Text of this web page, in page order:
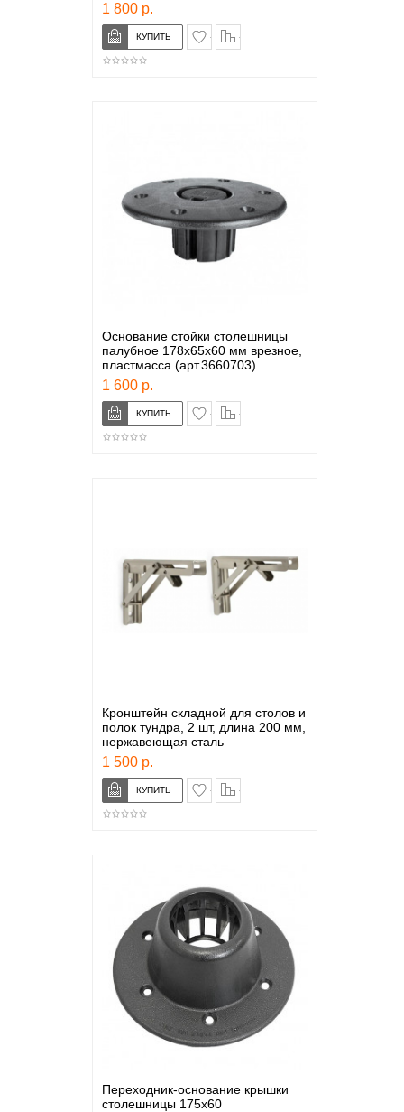
1 800 р.
в закладки
Основание стойки столешницы
палубное 178х65х60 мм врезное,
пластмасса (арт.3660703)
1 600 р.
в закладки
Кронштейн складной для столов и
полок тундра, 2 шт, длина 200 мм,
нержавеющая сталь
1 500 р.
в закладки
Переходник-основание крышки
столешницы 175х60